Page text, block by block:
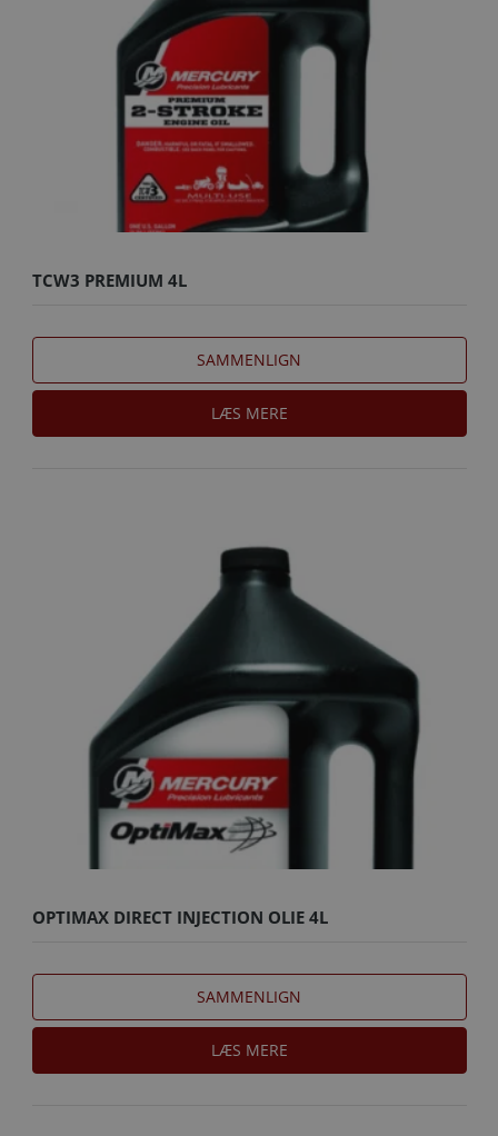
TCW3 PREMIUM 4L
SAMMENLIGN
LÆS MERE
OPTIMAX DIRECT INJECTION OLIE 4L
SAMMENLIGN
LÆS MERE